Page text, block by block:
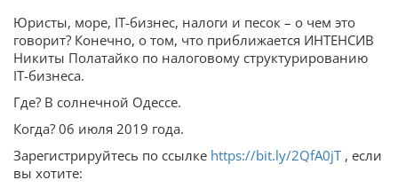
Юристы, море, IT-бизнес, налоги и песок – о чем это
говорит? Конечно, о том, что приближается ИНТЕНСИВ
Никиты Полатайко по налоговому структурированию
IT-бизнеса.
Где? В солнечной Одессе.
Когда? 06 июля 2019 года.
Зарегистрируйтесь по ссылке https://bit.ly/2QfA0jT , если
вы хотите: